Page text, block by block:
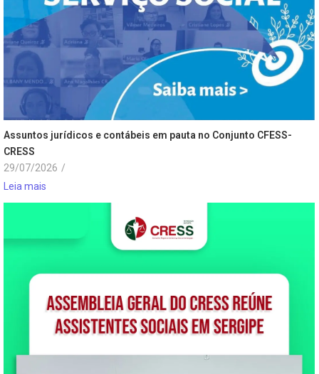
Assuntos jurídicos e contábeis em pauta no Conjunto CFESS-
CRESS
29/07/2026 /
Leia mais